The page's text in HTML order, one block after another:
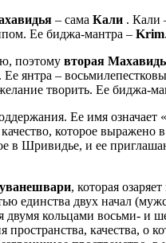
– сама Кали . Кали
Ее биджа-мантра – Krim.
поэтому вторая
янтра –
творить. Ее биджа-
Ее имя
которое
в Шривидье, и ее
, которая
единства двух начал
кольцами восьми- и
качества, о